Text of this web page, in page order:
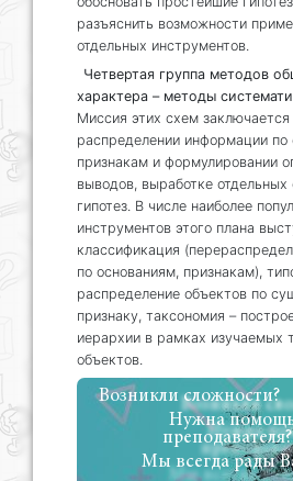
разъяснить возможности
отдельных инструментов.
Четвертая группа методов
характера – методы
Миссия этих схем
распределении информации по
признакам и формулировании
выводов, выработке
гипотез. В числе наиболее
инструментов этого плана
классификация
по основаниям, признакам),
распределение объектов по
признаку, таксономия –
иерархии в рамках изучаемых
объектов.
Возникли сложности?
Нужна
преподавателя?
Мы всегда рады